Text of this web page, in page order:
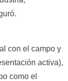
con el campo y
activa),
como el